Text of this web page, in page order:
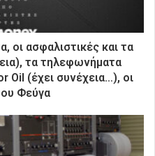
οι ασφαλιστικές και τα
τα τηλεφωνήματα
Oil (έχει συνέχεια…), οι
Φεύγα